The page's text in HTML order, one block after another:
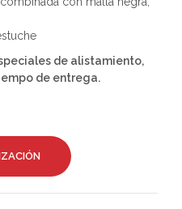
de alistamiento,
de entrega.